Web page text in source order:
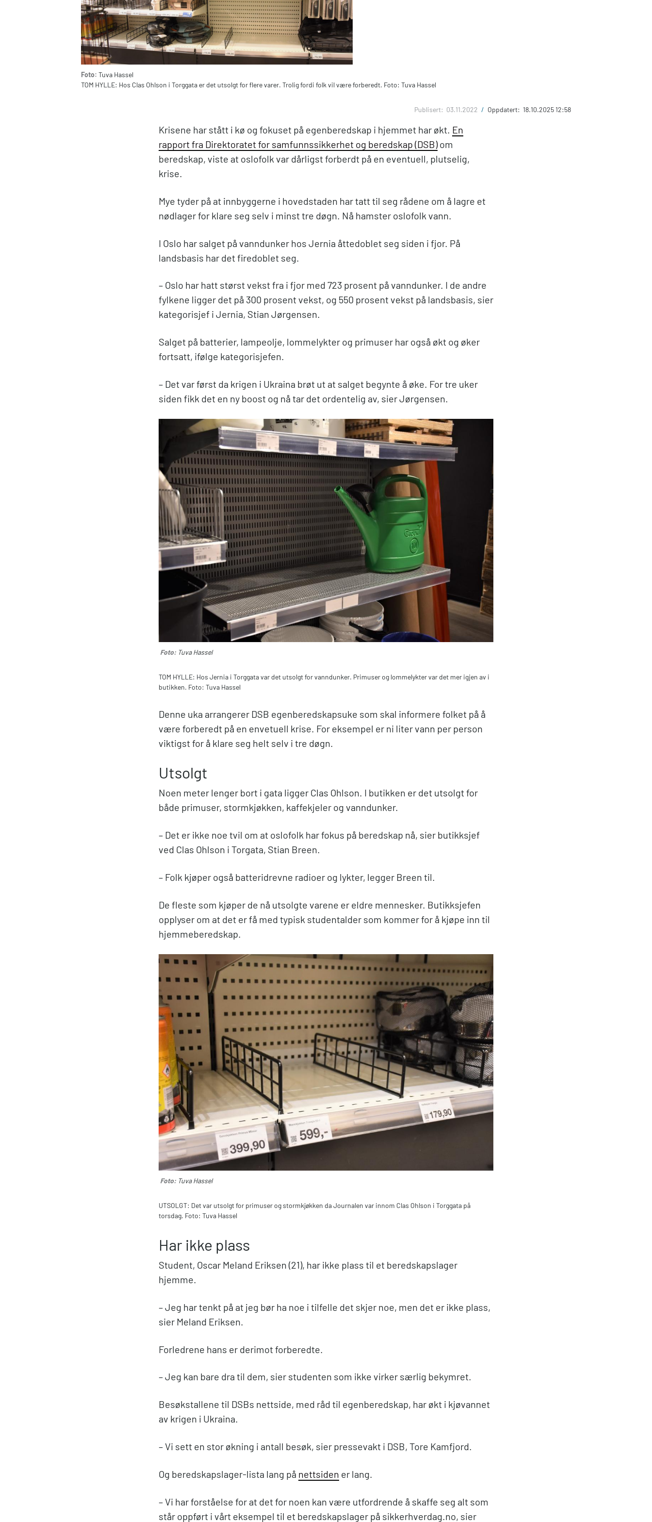
Foto: Tuva Hassel
TOM HYLLE: Hos Clas Ohlson i Torggata er det utsolgt for flere varer. Trolig fordi folk vil være forberedt. Foto: Tuva Hassel
Publisert: 03.11.2022 / Oppdatert: 18.10.2025 12:58
Krisene har stått i kø og fokuset på egenberedskap i hjemmet har økt. En
rapport fra Direktoratet for samfunnssikkerhet og beredskap (DSB)om
beredskap, viste at oslofolk var dårligst forberdt på en eventuell, plutselig,
krise.
Mye tyder på at innbyggerne i hovedstaden har tatt til seg rådene om å lagre et
nødlager for klare seg selv i minst tre døgn. Nå hamster oslofolk vann.
I Oslo har salget på vanndunker hos Jernia åttedoblet seg siden i fjor. På
landsbasis har det firedoblet seg.
– Oslo har hatt størst vekst fra i fjor med 723 prosent på vanndunker. I de andre
fylkene ligger det på 300 prosent vekst, og 550 prosent vekst på landsbasis, sier
kategorisjef i Jernia, Stian Jørgensen.
Salget på batterier, lampeolje, lommelykter og primuser har også økt og øker
fortsatt, ifølge kategorisjefen.
– Det var først da krigen i Ukraina brøt ut at salget begynte å øke. For tre uker
siden fikk det en ny boost og nå tar det ordentelig av, sier Jørgensen.
Foto: Tuva Hassel
TOM HYLLE: Hos Jernia i Torggata var det utsolgt for vanndunker. Primuser og lommelykter var det mer igjen av i
butikken. Foto: Tuva Hassel
Denne uka arrangerer DSB egenberedskapsuke som skal informere folket på å
være forberedt på en envetuell krise. For eksempel er ni liter vann per person
viktigst for å klare seg helt selv i tre døgn.
Utsolgt
Noen meter lenger bort i gata ligger Clas Ohlson. I butikken er det utsolgt for
både primuser, stormkjøkken, kaffekjeler og vanndunker.
– Det er ikke noe tvil om at oslofolk har fokus på beredskap nå, sier butikksjef
ved Clas Ohlson i Torgata, Stian Breen.
– Folk kjøper også batteridrevne radioer og lykter, legger Breen til.
De fleste som kjøper de nå utsolgte varene er eldre mennesker. Butikksjefen
opplyser om at det er få med typisk studentalder som kommer for å kjøpe inn til
hjemmeberedskap.
Foto: Tuva Hassel
UTSOLGT: Det var utsolgt for primuser og stormkjøkken da Journalen var innom Clas Ohlson i Torggata på
torsdag. Foto: Tuva Hassel
Har ikke plass
Student, Oscar Meland Eriksen (21), har ikke plass til et beredskapslager
hjemme.
– Jeg har tenkt på at jeg bør ha noe i tilfelle det skjer noe, men det er ikke plass,
sier Meland Eriksen.
Forledrene hans er derimot forberedte.
– Jeg kan bare dra til dem, sier studenten som ikke virker særlig bekymret.
Besøkstallene til DSBs nettside, med råd til egenberedskap, har økt i kjøvannet
av krigen i Ukraina.
– Vi sett en stor økning i antall besøk, sier pressevakt i DSB, Tore Kamfjord.
Og beredskapslager-lista lang på nettsiden er lang.
– Vi har forståelse for at det for noen kan være utfordrende å skaffe seg alt som
står oppført i vårt eksempel til et beredskapslager på sikkerhverdag.no, sier